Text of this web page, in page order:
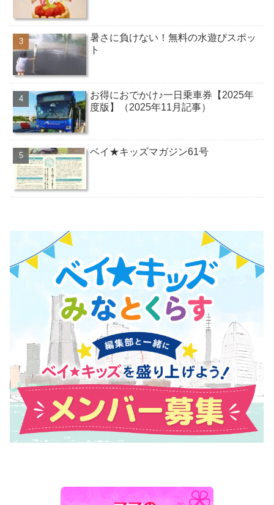
暑さに負けない！無料の水遊びスポッ
ト
お得におでかけ♪一日乗車券【2025年
度版】（2025年11月記事）
ベイ★キッズマガジン61号